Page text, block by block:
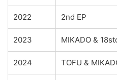
2022 2nd EP
2023 MIKADO &
2024 TOFU &